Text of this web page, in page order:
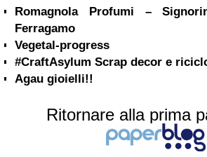
Romagnola Profumi –
Ferragamo
Vegetal-progress
#CraftAsylum Scrap decor e
Agau gioielli!!
Ritornare alla prima